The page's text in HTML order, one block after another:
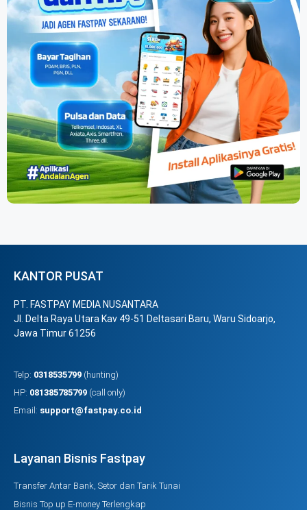
KANTOR PUSAT
PT. FASTPAY MEDIA NUSANTARA
Jl. Delta Raya Utara Kav 49-51 Deltasari Baru, Waru Sidoarjo,
Jawa Timur 61256
Telp: 0318535799 (hunting)
HP: 081385785799 (call only)
Email: support@fastpay.co.id
Layanan Bisnis Fastpay
Transfer Antar Bank, Setor dan Tarik Tunai
Bisnis Top up E-money Terlengkap